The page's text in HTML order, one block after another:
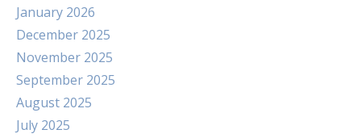
January 2026
December 2025
November 2025
September 2025
August 2025
July 2025